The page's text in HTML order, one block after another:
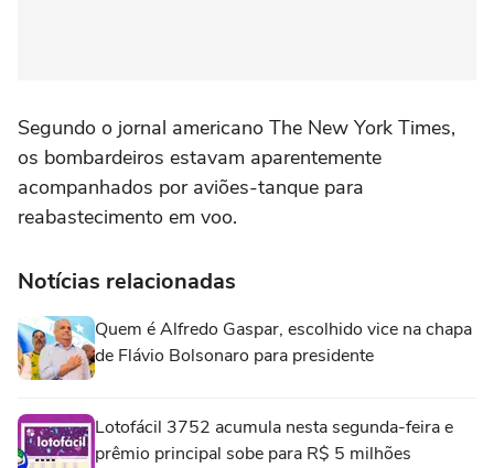
Segundo o jornal americano The New York Times,
os bombardeiros estavam aparentemente
acompanhados por aviões-tanque para
reabastecimento em voo.
Notícias relacionadas
Quem é Alfredo Gaspar, escolhido vice na chapa
de Flávio Bolsonaro para presidente
Lotofácil 3752 acumula nesta segunda-feira e
prêmio principal sobe para R$ 5 milhões